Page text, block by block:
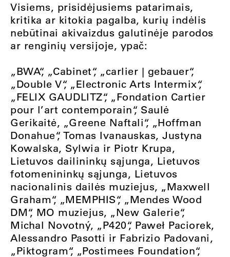
Visiems, prisidėjusiems patarimais,
kritika ar kitokia pagalba, kurių indėlis
nebūtinai akivaizdus galutinėje parodos
ar renginių versijoje, ypač:
„BWA“, „Cabinet“, „carlier | gebauer“,
„Double V“, „Electronic Arts Intermix“,
„FELIX GAUDLITZ“, „Fondation Cartier
pour l’art contemporain“, Saulė
Gerikaitė, „Greene Naftali“, „Hoffman
Donahue“, Tomas Ivanauskas, Justyna
Kowalska, Sylwia ir Piotr Krupa,
Lietuvos dailininkų sąjunga, Lietuvos
fotomenininkų sąjunga, Lietuvos
nacionalinis dailės muziejus, „Maxwell
Graham“, „MEMPHIS“, „Mendes Wood
DM“, MO muziejus, „New Galerie“,
Michal Novotný, „P420“, Paweł Paciorek,
Alessandro Pasotti ir Fabrizio Padovani,
„Piktogram“, „Postimees Foundation“,